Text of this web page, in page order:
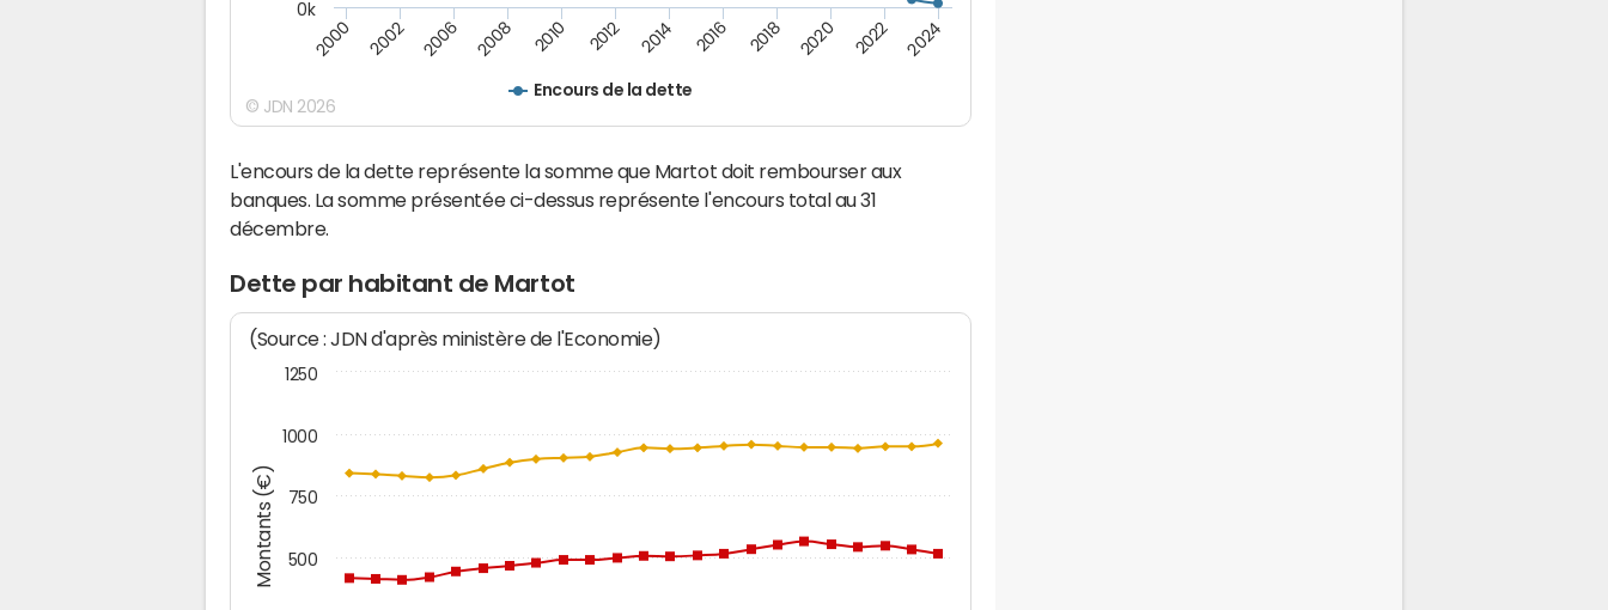
Encours de la dette
2000 2002 2006 2008 2010 2012 2014 2016 2018 2020 2022 2024
0k
© JDN 2026
L'encours de la dette représente la somme que Martot doit rembourser aux
banques. La somme présentée ci-dessus représente l'encours total au 31
décembre.
Dette par habitant de Martot
Montants (€)
(Source : JDN d'après ministère de l'Economie)
500
750
1000
1250